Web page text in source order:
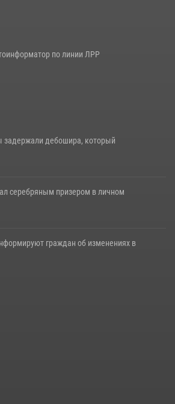
торжественная присяга для
в Центре подготовки личного состава
по линии ЛРР
задержали дебошира, который
серебряным призером в личном
граждан об изменениях в